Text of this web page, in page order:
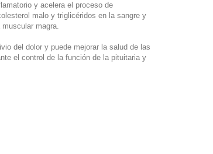
y acelera el proceso de
malo y triglicéridos en la sangre y
magra.
del dolor y puede mejorar la salud de las
el control de la función de la pituitaria y